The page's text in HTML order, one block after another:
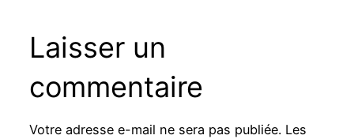
Laisser un
commentaire
Votre adresse e-mail ne sera pas publiée. Les